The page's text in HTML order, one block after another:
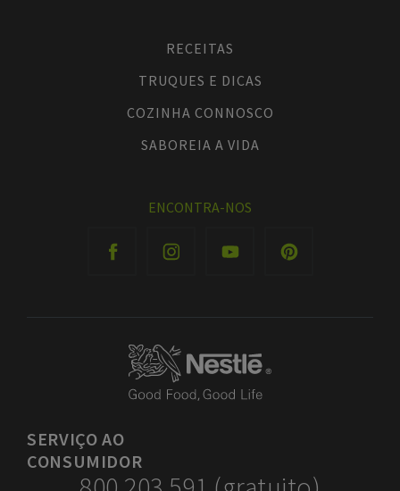
RECEITAS
TRUQUES E DICAS
COZINHA CONNOSCO
SABOREIA A VIDA
ENCONTRA-NOS
SERVIÇOAO
CONSUMIDOR